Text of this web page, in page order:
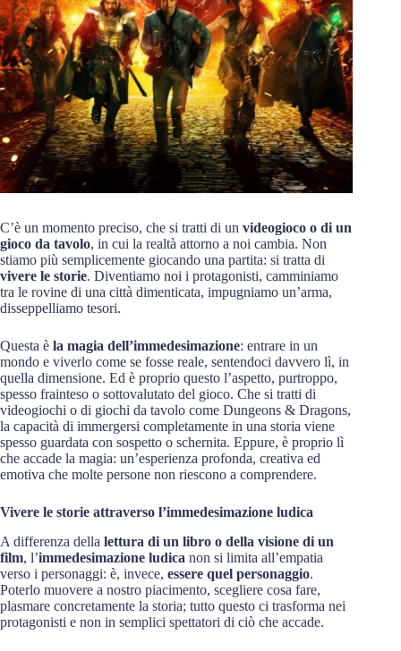
C’è un momento preciso, che si tratti di un videogioco o di un
gioco da tavolo, in cui la realtà attorno a noi cambia. Non
stiamo più semplicemente giocando una partita: si tratta di
vivere le storie. Diventiamo noi i protagonisti, camminiamo
tra le rovine di una città dimenticata, impugniamo un’arma,
disseppelliamo tesori.
Questa è la magia dell’immedesimazione: entrare in un
mondo e viverlo come se fosse reale, sentendoci davvero lì, in
quella dimensione. Ed è proprio questo l’aspetto, purtroppo,
spesso frainteso o sottovalutato del gioco. Che si tratti di
videogiochi o di giochi da tavolo come Dungeons & Dragons,
la capacità di immergersi completamente in una storia viene
spesso guardata con sospetto o schernita. Eppure, è proprio lì
che accade la magia: un’esperienza profonda, creativa ed
emotiva che molte persone non riescono a comprendere.
Vivere le storie attraverso l’immedesimazione ludica
A differenza della lettura di un libro o della visione di un
film, l’immedesimazione ludica non si limita all’empatia
verso i personaggi: è, invece, essere quel personaggio.
Poterlo muovere a nostro piacimento, scegliere cosa fare,
plasmare concretamente la storia; tutto questo ci trasforma nei
protagonisti e non in semplici spettatori di ciò che accade.